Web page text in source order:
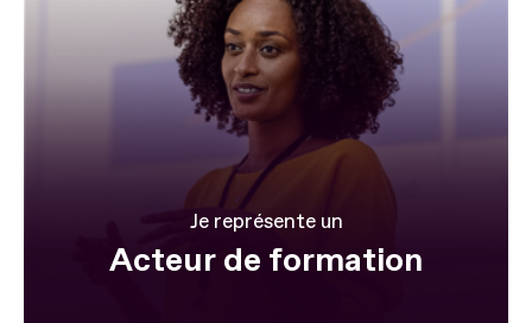
Je représente un
Acteur de formation